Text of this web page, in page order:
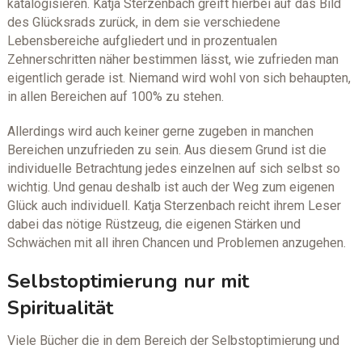
katalogisieren. Katja Sterzenbach greift hierbei auf das Bild
des Glücksrads zurück, in dem sie verschiedene
Lebensbereiche aufgliedert und in prozentualen
Zehnerschritten näher bestimmen lässt, wie zufrieden man
eigentlich gerade ist. Niemand wird wohl von sich behaupten,
in allen Bereichen auf 100% zu stehen.
Allerdings wird auch keiner gerne zugeben in manchen
Bereichen unzufrieden zu sein. Aus diesem Grund ist die
individuelle Betrachtung jedes einzelnen auf sich selbst so
wichtig. Und genau deshalb ist auch der Weg zum eigenen
Glück auch individuell. Katja Sterzenbach reicht ihrem Leser
dabei das nötige Rüstzeug, die eigenen Stärken und
Schwächen mit all ihren Chancen und Problemen anzugehen.
Selbstoptimierung nur mit
Spiritualität
Viele Bücher die in dem Bereich der Selbstoptimierung und